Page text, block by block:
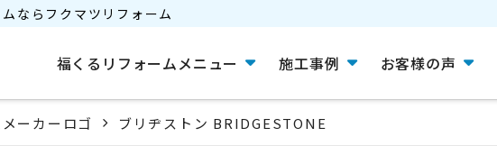
ならフクマツリフォーム
福くるリフォームメニュー 施工事例 お客様の声
ーカーロゴ ブリヂストン BRIDGESTONE